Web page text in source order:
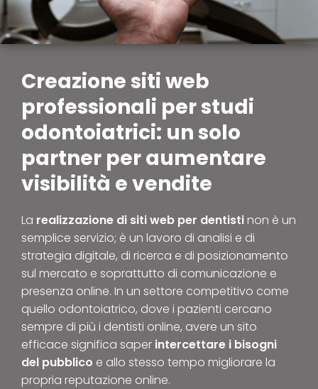
Creazione siti web
professionali per studi
odontoiatrici: un solo
partner per aumentare
visibilità e vendite
La realizzazione di siti web per dentisti non è un
semplice servizio; è un lavoro di analisi e di
strategia digitale, di ricerca e di posizionamento
sul mercato e soprattutto di comunicazione e
presenza online. In un settore competitivo come
quello odontoiatrico, dove i pazienti cercano
sempre di più i dentisti online, avere un sito
efficace significa saper intercettare i bisogni
del pubblico e allo stesso tempo migliorare la
propria reputazione online.